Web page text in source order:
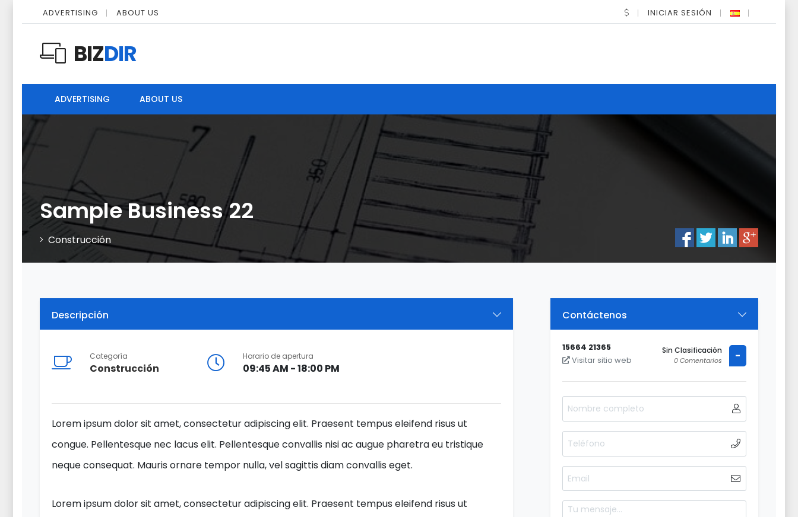
ADVERTISING ABOUT US INICIAR SESIÓN
BIZDIR
ADVERTISING ABOUT US
Sample Business 22
Construcción
Descripción
Categoría
Construcción
Horario de apertura
09:45 AM - 18:00 PM
Lorem ipsum dolor sit amet, consectetur adipiscing elit. Praesent tempus eleifend risus ut
congue. Pellentesque nec lacus elit. Pellentesque convallis nisi ac augue pharetra eu tristique
neque consequat. Mauris ornare tempor nulla, vel sagittis diam convallis eget.
Lorem ipsum dolor sit amet, consectetur adipiscing elit. Praesent tempus eleifend risus ut
Contáctenos
15664 21365
Visitar sitio web
Sin Clasificación
0 Comentarios -